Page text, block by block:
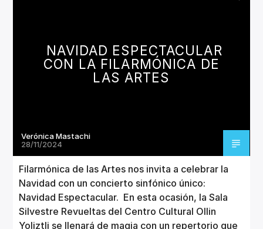
NAVIDAD ESPECTACULAR
CON LA FILARMÓNICA DE
LAS ARTES
Verónica Mastachi
28/11/2024
Filarmónica de las Artes nos invita a celebrar la
Navidad con un concierto sinfónico único:
Navidad Espectacular. En esta ocasión, la Sala
Silvestre Revueltas del Centro Cultural Ollin
Yoliztli se llenará de magia con un repertorio que